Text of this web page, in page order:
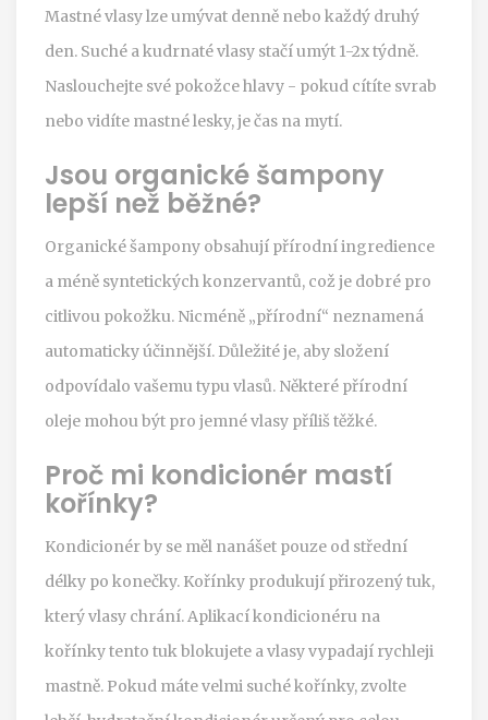
Mastné vlasy lze umývat denně nebo každý druhý
den. Suché a kudrnaté vlasy stačí umýt 1-2x týdně.
Naslouchejte své pokožce hlavy - pokud cítíte svrab
nebo vidíte mastné lesky, je čas na mytí.
Jsou organické šampony
lepší než běžné?
Organické šampony obsahují přírodní ingredience
a méně syntetických konzervantů, což je dobré pro
citlivou pokožku. Nicméně „přírodní“ neznamená
automaticky účinnější. Důležité je, aby složení
odpovídalo vašemu typu vlasů. Některé přírodní
oleje mohou být pro jemné vlasy příliš těžké.
Proč mi kondicionér mastí
kořínky?
Kondicionér by se měl nanášet pouze od střední
délky po konečky. Kořínky produkují přirozený tuk,
který vlasy chrání. Aplikací kondicionéru na
kořínky tento tuk blokujete a vlasy vypadají rychleji
mastně. Pokud máte velmi suché kořínky, zvolte